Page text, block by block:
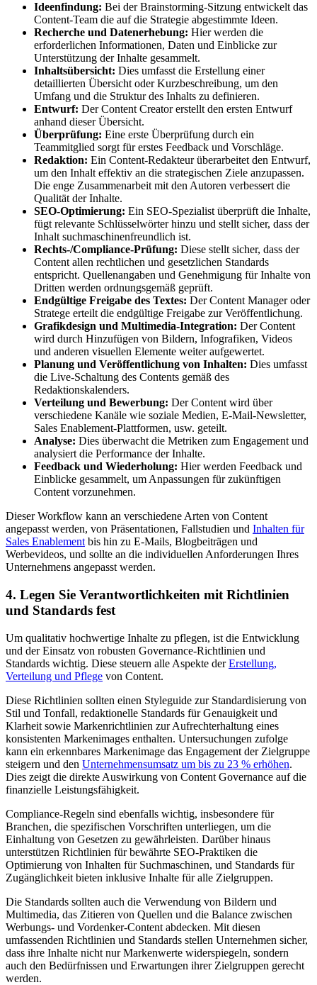
Ideenfindung: Bei der Brainstorming-Sitzung entwickelt das
Content-Team die auf die Strategie abgestimmte Ideen.
Recherche und Datenerhebung: Hier werden die
erforderlichen Informationen, Daten und Einblicke zur
Unterstützung der Inhalte gesammelt.
Inhaltsübersicht: Dies umfasst die Erstellung einer
detaillierten Übersicht oder Kurzbeschreibung, um den
Umfang und die Struktur des Inhalts zu definieren.
Entwurf: Der Content Creator erstellt den ersten Entwurf
anhand dieser Übersicht.
Überprüfung: Eine erste Überprüfung durch ein
Teammitglied sorgt für erstes Feedback und Vorschläge.
Redaktion: Ein Content-Redakteur überarbeitet den Entwurf,
um den Inhalt effektiv an die strategischen Ziele anzupassen.
Die enge Zusammenarbeit mit den Autoren verbessert die
Qualität der Inhalte.
SEO-Optimierung: Ein SEO-Spezialist überprüft die Inhalte,
fügt relevante Schlüsselwörter hinzu und stellt sicher, dass der
Inhalt suchmaschinenfreundlich ist.
Rechts-/Compliance-Prüfung: Diese stellt sicher, dass der
Content allen rechtlichen und gesetzlichen Standards
entspricht. Quellenangaben und Genehmigung für Inhalte von
Dritten werden ordnungsgemäß geprüft.
Endgültige Freigabe des Textes: Der Content Manager oder
Stratege erteilt die endgültige Freigabe zur Veröffentlichung.
Grafikdesign und Multimedia-Integration: Der Content
wird durch Hinzufügen von Bildern, Infografiken, Videos
und anderen visuellen Elemente weiter aufgewertet.
Planung und Veröffentlichung von Inhalten: Dies umfasst
die Live-Schaltung des Contents gemäß des
Redaktionskalenders.
Verteilung und Bewerbung: Der Content wird über
verschiedene Kanäle wie soziale Medien, E-Mail-Newsletter,
Sales Enablement-Plattformen, usw. geteilt.
Analyse: Dies überwacht die Metriken zum Engagement und
analysiert die Performance der Inhalte.
Feedback und Wiederholung: Hier werden Feedback und
Einblicke gesammelt, um Anpassungen für zukünftigen
Content vorzunehmen.
Dieser Workflow kann an verschiedene Arten von Content
angepasst werden, von Präsentationen, Fallstudien und Inhalten für
Sales Enablementbis hin zu E-Mails, Blogbeiträgen und
Werbevideos, und sollte an die individuellen Anforderungen Ihres
Unternehmens angepasst werden.
4. Legen Sie Verantwortlichkeiten mit Richtlinien
und Standards fest
Um qualitativ hochwertige Inhalte zu pflegen, ist die Entwicklung
und der Einsatz von robusten Governance-Richtlinien und
Standards wichtig. Diese steuern alle Aspekte derErstellung,
Verteilung und Pflege von Content.
Diese Richtlinien sollten einen Styleguide zur Standardisierung von
Stil und Tonfall, redaktionelle Standards für Genauigkeit und
Klarheit sowie Markenrichtlinien zur Aufrechterhaltung eines
konsistenten Markenimages enthalten. Untersuchungen zufolge
kann ein erkennbares Markenimage das Engagement der Zielgruppe
steigern und den Unternehmensumsatz um bis zu 23 % erhöhen.
Dies zeigt die direkte Auswirkung von Content Governance auf die
finanzielle Leistungsfähigkeit.
Compliance-Regeln sind ebenfalls wichtig, insbesondere für
Branchen, die spezifischen Vorschriften unterliegen, um die
Einhaltung von Gesetzen zu gewährleisten. Darüber hinaus
unterstützen Richtlinien für bewährte SEO-Praktiken die
Optimierung von Inhalten für Suchmaschinen, und Standards für
Zugänglichkeit bieten inklusive Inhalte für alle Zielgruppen.
Die Standards sollten auch die Verwendung von Bildern und
Multimedia, das Zitieren von Quellen und die Balance zwischen
Werbungs- und Vordenker-Content abdecken. Mit diesen
umfassenden Richtlinien und Standards stellen Unternehmen sicher,
dass ihre Inhalte nicht nur Markenwerte widerspiegeln, sondern
auch den Bedürfnissen und Erwartungen ihrer Zielgruppen gerecht
werden.